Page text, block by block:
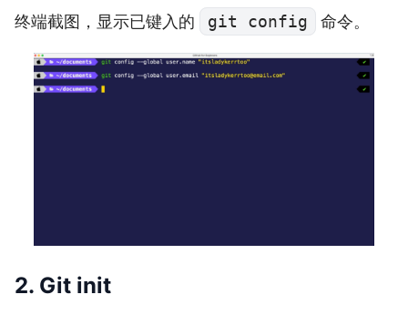
终端截图，显示已键入的 git config 命令。
2. Git init